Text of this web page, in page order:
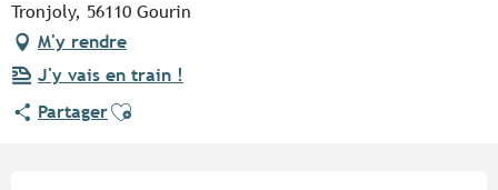
Tronjoly, 56110 Gourin
M'y rendre
J'y vais en train !
PartagerAjouter aux favoris